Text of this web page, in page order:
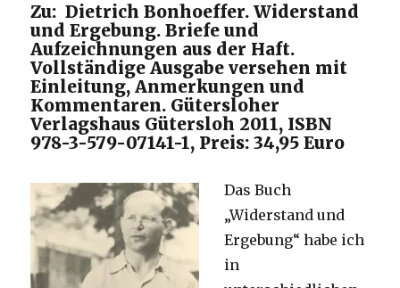
Zu: Dietrich Bonhoeffer. Widerstand
und Ergebung. Briefe und
Aufzeichnungen aus der Haft.
Vollständige Ausgabe versehen mit
Einleitung, Anmerkungen und
Kommentaren. Gütersloher
Verlagshaus Gütersloh 2011, ISBN
978-3-579-07141-1, Preis: 34,95 Euro
Das Buch
„Widerstand und
Ergebung“ habe ich
in